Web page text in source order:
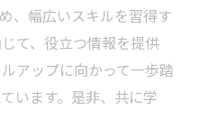
、幅広いスキルを習得す
て、役立つ情報を提供
アップに向かって一歩踏
います。是非、共に学